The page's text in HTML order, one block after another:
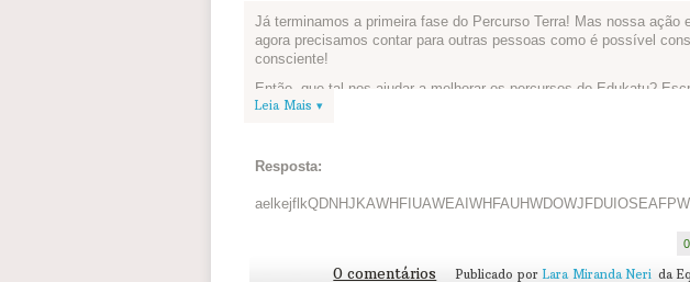
Já terminamos a primeira fase do Percurso Terra! Mas nossa ação
agora precisamos contar para outras pessoas como é possível
consciente!
Então, que tal nos ajudar a melhorar os percursos do Edukatu?
gostou de aprender sobre o uso consciente dos recursos naturais e
Leia Mais ▾
Resposta:
0
0 comentários Publicado por Lara Miranda Neri da